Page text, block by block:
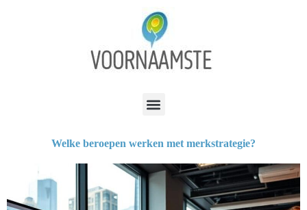
Welke beroepen werken met merkstrategie?